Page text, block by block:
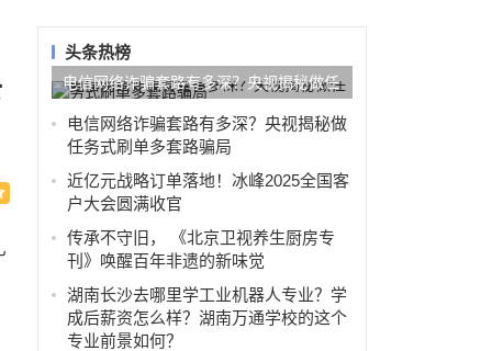
头条热榜
电信网络诈骗套路有多深？央视揭秘做任
务式刷单多套路骗局
电信网络诈骗套路有多深？央视揭秘做
任务式刷单多套路骗局
近亿元战略订单落地！冰峰2025全国客
户大会圆满收官
传承不守旧， 《北京卫视养生厨房专
刊》唤醒百年非遗的新味觉
湖南长沙去哪里学工业机器人专业？学
成后薪资怎么样？湖南万通学校的这个
专业前景如何？